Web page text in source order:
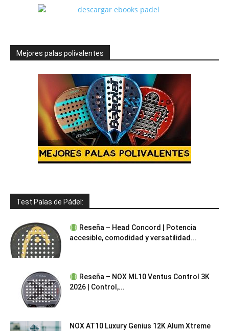
Mejores palas polivalentes
Test Palas de Pádel:
Reseña – Head Concord | Potencia
accesible, comodidad y versatilidad...
Reseña – NOX ML10 Ventus Control 3K
2026 | Control,...
NOX AT10 Luxury Genius 12K Alum Xtreme